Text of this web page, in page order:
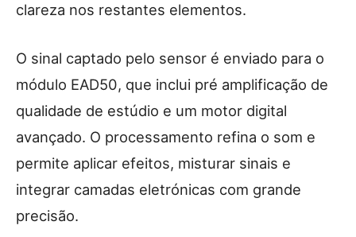
clareza nos restantes elementos.
O sinal captado pelo sensor é enviado para o
módulo EAD50, que inclui pré amplificação de
qualidade de estúdio e um motor digital
avançado. O processamento refina o som e
permite aplicar efeitos, misturar sinais e
integrar camadas eletrónicas com grande
precisão.